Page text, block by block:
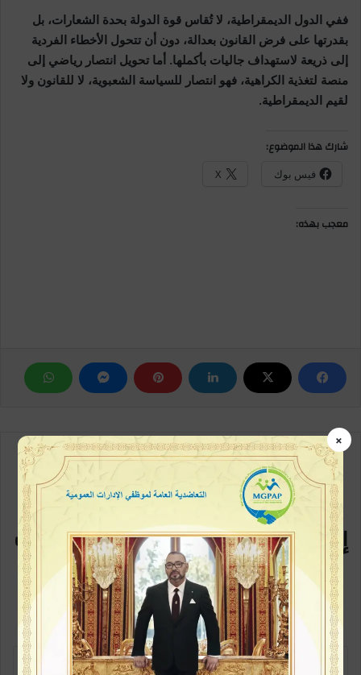
ففي الدول الديمقراطية، لا تُقاس قوة الدولة بحدة الشعارات، بل
بقدرتها على فرض القانون بعدالة، دون أن تتحول الأخطاء الفردية
إلى ذريعة لاستهداف جاليات بأكملها. أما تحويل انتصار رياضي إلى
منصة لتغذية الكراهية، فهو انتصار للسياسة الشعبوية، لا للقانون ولا
لقيم الديمقراطية.
شارك هذا الموضوع:
فيس بوك X
معجب بهذه:
مع كل متابعة جديدة
إشترك في القائمة البريدية سيصلك
كل جديد
كن متابعاً أولاً بأول، خطوة بسيطة وتكون ممن يطلعون على الخبر في بداية
ظهورة، اشترك الآن في القائمة البريدية
×